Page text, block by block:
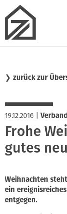
❯ zurück zur
19.12.2016
Frohe
gutes
Weihnachten
ein
entgegen.